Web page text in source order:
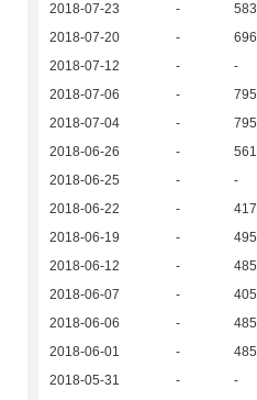
2018-07-23
- 583
2018-07-20
- 696
2018-07-12
- -
2018-07-06
- 795
2018-07-04
- 795
2018-06-26
- 561
2018-06-25
- -
2018-06-22
- 417
2018-06-19
- 495
2018-06-12
- 485
2018-06-07
- 405
2018-06-06
- 485
2018-06-01
- 485
2018-05-31
- -